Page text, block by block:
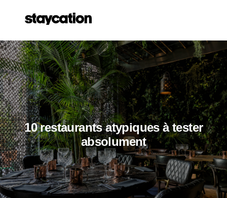
10 restaurants atypiques à tester
absolument